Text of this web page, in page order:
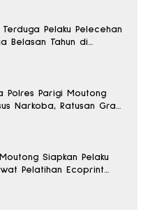
Terduga Pelaku Pelecehan
Belasan Tahun di
Polres Parigi Moutong
Narkoba, Ratusan Gram
Siapkan Pelaku
Pelatihan Ecoprint